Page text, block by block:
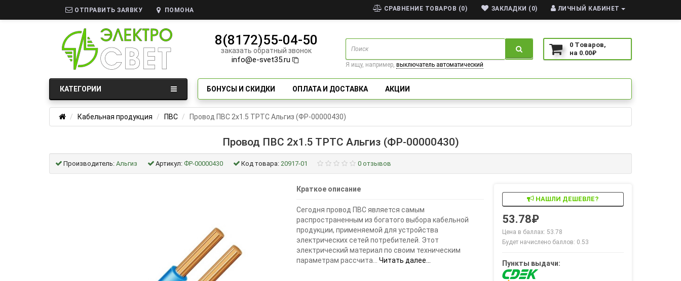
ОТПРАВИТЬ ЗАЯВКУ ПОМОНА ЛИЧНЫЙ КАБИНЕТ
ЗАКЛАДКИ (0)
СРАВНЕНИЕ ТОВАРОВ (0)
8(8172)55-04-50
заказать обратный звонок
info@e-svet35.ru
0 Tоваров,
на 0.00₽
Я ищу, например, выключатель автоматический
БОНУСЫ И СКИДКИ ОПЛАТА И ДОСТАВКА АКЦИИ
КАТЕГОРИИ
Кабельная продукция ПВС Провод ПВС 2х1.5 ТРТС Альгиз (ФР-00000430)
Провод ПВС 2х1.5 ТРТС Альгиз (ФР-00000430)
Производитель: Альгиз Артикул: ФР-00000430 Код товара: 20917-01 0 отзывов
Краткое описание
Сегодня провод ПВС является самым
распространенным из богатого выбора кабельной
продукции, применяемой для устройства
электрических сетей потребителей. Этот
электрический материал по своим техническим
параметрам рассчита... Читать далее...
НАШЛИ ДЕШЕВЛЕ?
53.78₽
Цена в баллах: 53.78
Будет начислено баллов: 0.53
Пункты выдачи: